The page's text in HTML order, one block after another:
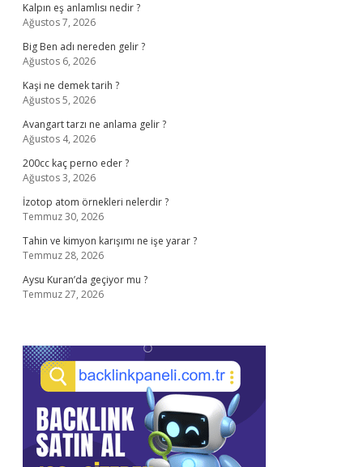
Kalpın eş anlamlısı nedir ?
Ağustos 7, 2026
Big Ben adı nereden gelir ?
Ağustos 6, 2026
Kaşi ne demek tarih ?
Ağustos 5, 2026
Avangart tarzı ne anlama gelir ?
Ağustos 4, 2026
200cc kaç perno eder ?
Ağustos 3, 2026
İzotop atom örnekleri nelerdir ?
Temmuz 30, 2026
Tahin ve kimyon karışımı ne işe yarar ?
Temmuz 28, 2026
Aysu Kuran’da geçiyor mu ?
Temmuz 27, 2026